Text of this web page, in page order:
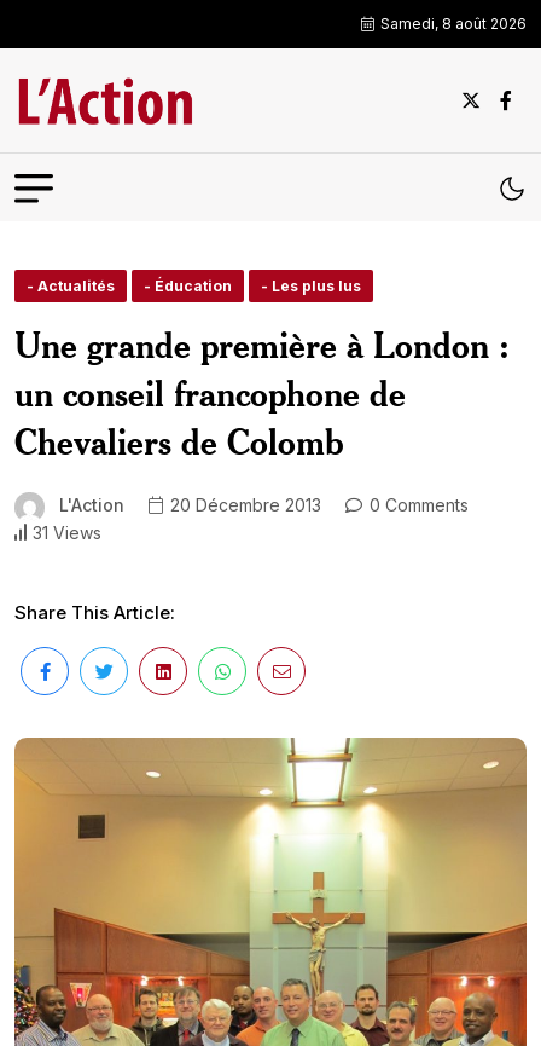
Samedi, 8 août 2026
- Actualités - Éducation - Les plus lus
Une grande première à London :
un conseil francophone de
Chevaliers de Colomb
L'Action 20 Décembre 2013
0 Comments
31 Views
Share This Article: